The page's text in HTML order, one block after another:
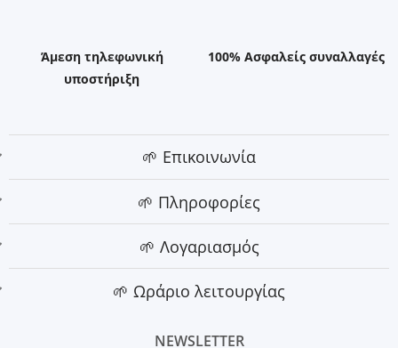
Άμεση τηλεφωνική
υποστήριξη
100% Ασφαλείς συναλλαγές
🌱 Επικοινωνία
🌱 Πληροφορίες
🌱 Λογαριασμός
🌱 Ωράριο λειτουργίας
NEWSLETTER